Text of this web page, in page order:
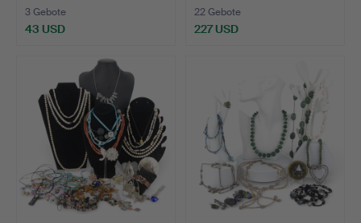
3 Gebote
43 USD
22 Gebote
227 USD